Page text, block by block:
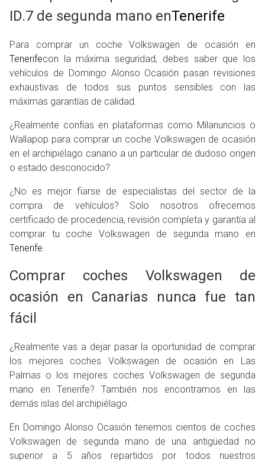
ID.7 de segunda mano enTenerife
Para comprar un coche Volkswagen de ocasión en
Tenerifecon la máxima seguridad, debes saber que los
vehículos de Domingo Alonso Ocasión pasan revisiones
exhaustivas de todos sus puntos sensibles con las
máximas garantías de calidad.
¿Realmente confías en plataformas como Milanuncios o
Wallapop para comprar un coche Volkswagen de ocasión
en el archipiélago canario a un particular de dudoso origen
o estado desconocido?
¿No es mejor fiarse de especialistas del sector de la
compra de vehículos? Solo nosotros ofrecemos
certificado de procedencia, revisión completa y garantía al
comprar tu coche Volkswagen de segunda mano en
Tenerife.
Comprar coches Volkswagen de
ocasión en Canarias nunca fue tan
fácil
¿Realmente vas a dejar pasar la oportunidad de comprar
los mejores coches Volkswagen de ocasión en Las
Palmas o los mejores coches Volkswagen de segunda
mano en Tenerife? También nos encontramos en las
demás islas del archipiélago.
En Domingo Alonso Ocasión tenemos cientos de coches
Volkswagen de segunda mano de una antigüedad no
superior a 5 años repartidos por todos nuestros